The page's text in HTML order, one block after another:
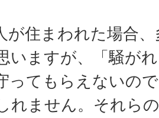
が住まわれた場合
いますが、「騒が
ってもらえないの
れません。それら